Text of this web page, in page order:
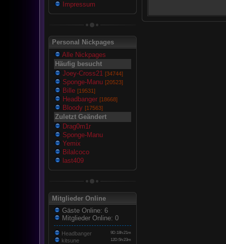
Impressum
Personal Nickpages
Alle Nickpages
Häufig besucht
Joey-Cross21 [34744]
Sponge-Manu [20523]
Bille [19531]
Headbanger [18668]
Bloody [17563]
Zuletzt Geändert
Drag0m1r
Sponge-Manu
Yemix
Bilalcoco
last409
Mitglieder Online
Gäste Online: 6
Mitglieder Online: 0
Headbanger 9D:18h:21m
kitsune 12D:5h:23m